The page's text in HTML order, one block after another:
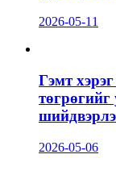
2026-05-11
Гэмт
2026-05-06